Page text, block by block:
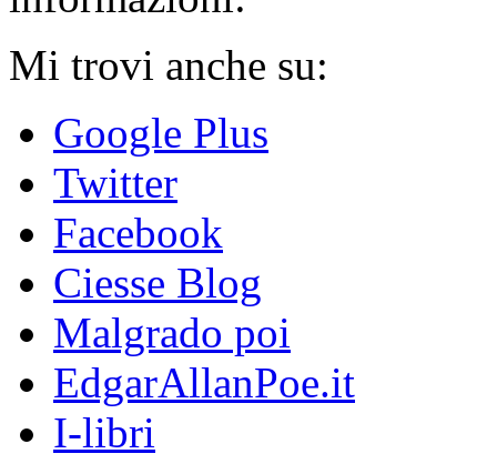
Mi trovi anche su:
Google Plus
Twitter
Facebook
Ciesse Blog
Malgrado poi
EdgarAllanPoe.it
I-libri